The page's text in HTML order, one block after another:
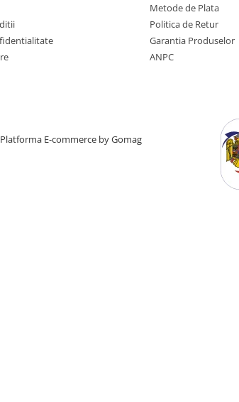
Metode de Plata
Politica de Retur
Garantia Produselor
ANPC
Platforma E-commerce by Gomag